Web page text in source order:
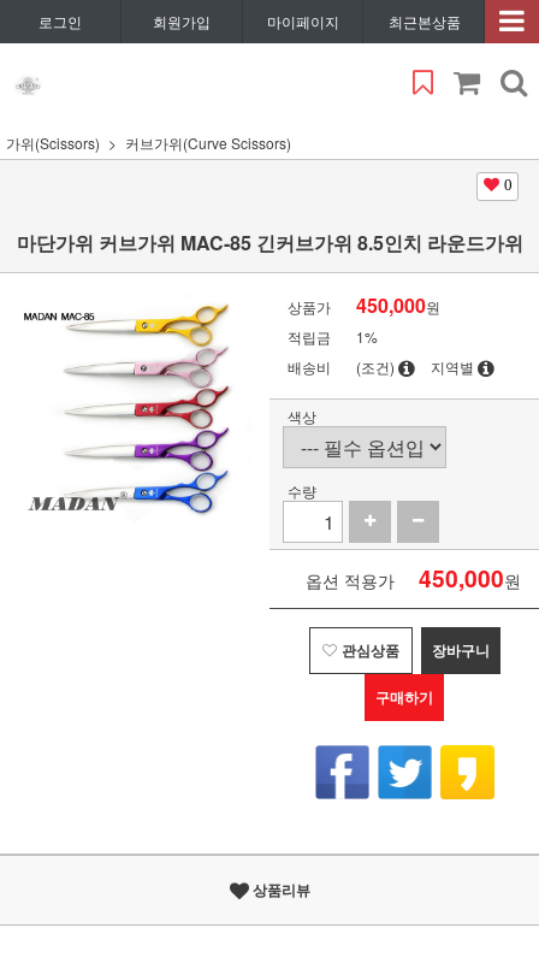
로그인 회원가입 마이페이지 최근본상품
가위(Scissors) 커브가위(Curve Scissors)
0
마단가위 커브가위 MAC-85 긴커브가위 8.5인치 라운드가위
상품가 450,000원
적립금
1%
배송비
(조건) 지역별
색상
수량
옵션 적용가 450,000원
관심상품 장바구니
구매하기
상품리뷰